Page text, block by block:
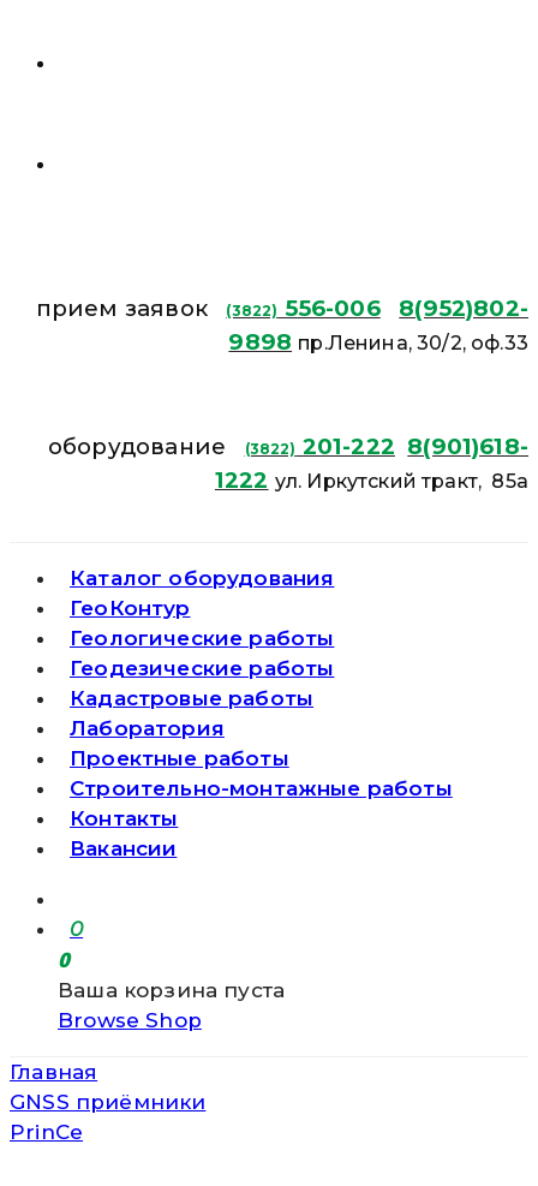
прием заявок (3822) 556-006
8(952)802-
9898 пр.Ленина, 30/2, оф.33
оборудование (3822) 201-222 8(901)618-
1222 ул. Иркутский тракт, 85а
Каталог оборудования
ГеоКонтур
Геологические работы
Геодезические работы
Кадастровые работы
Лаборатория
Проектные работы
Строительно-монтажные работы
Контакты
Вакансии
0
0
Ваша корзина пуста
Browse Shop
Главная
GNSS приёмники
PrinCe